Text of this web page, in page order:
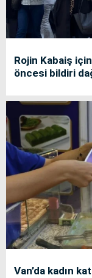
Rojin Kabaiş
öncesi bildiri
Van’da kadın